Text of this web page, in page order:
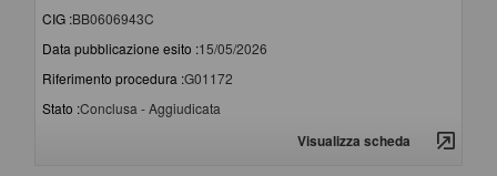
CIG :BB0606943C
Data pubblicazione esito :15/05/2026
Riferimento procedura :G01172
Stato :Conclusa - Aggiudicata
Visualizza scheda